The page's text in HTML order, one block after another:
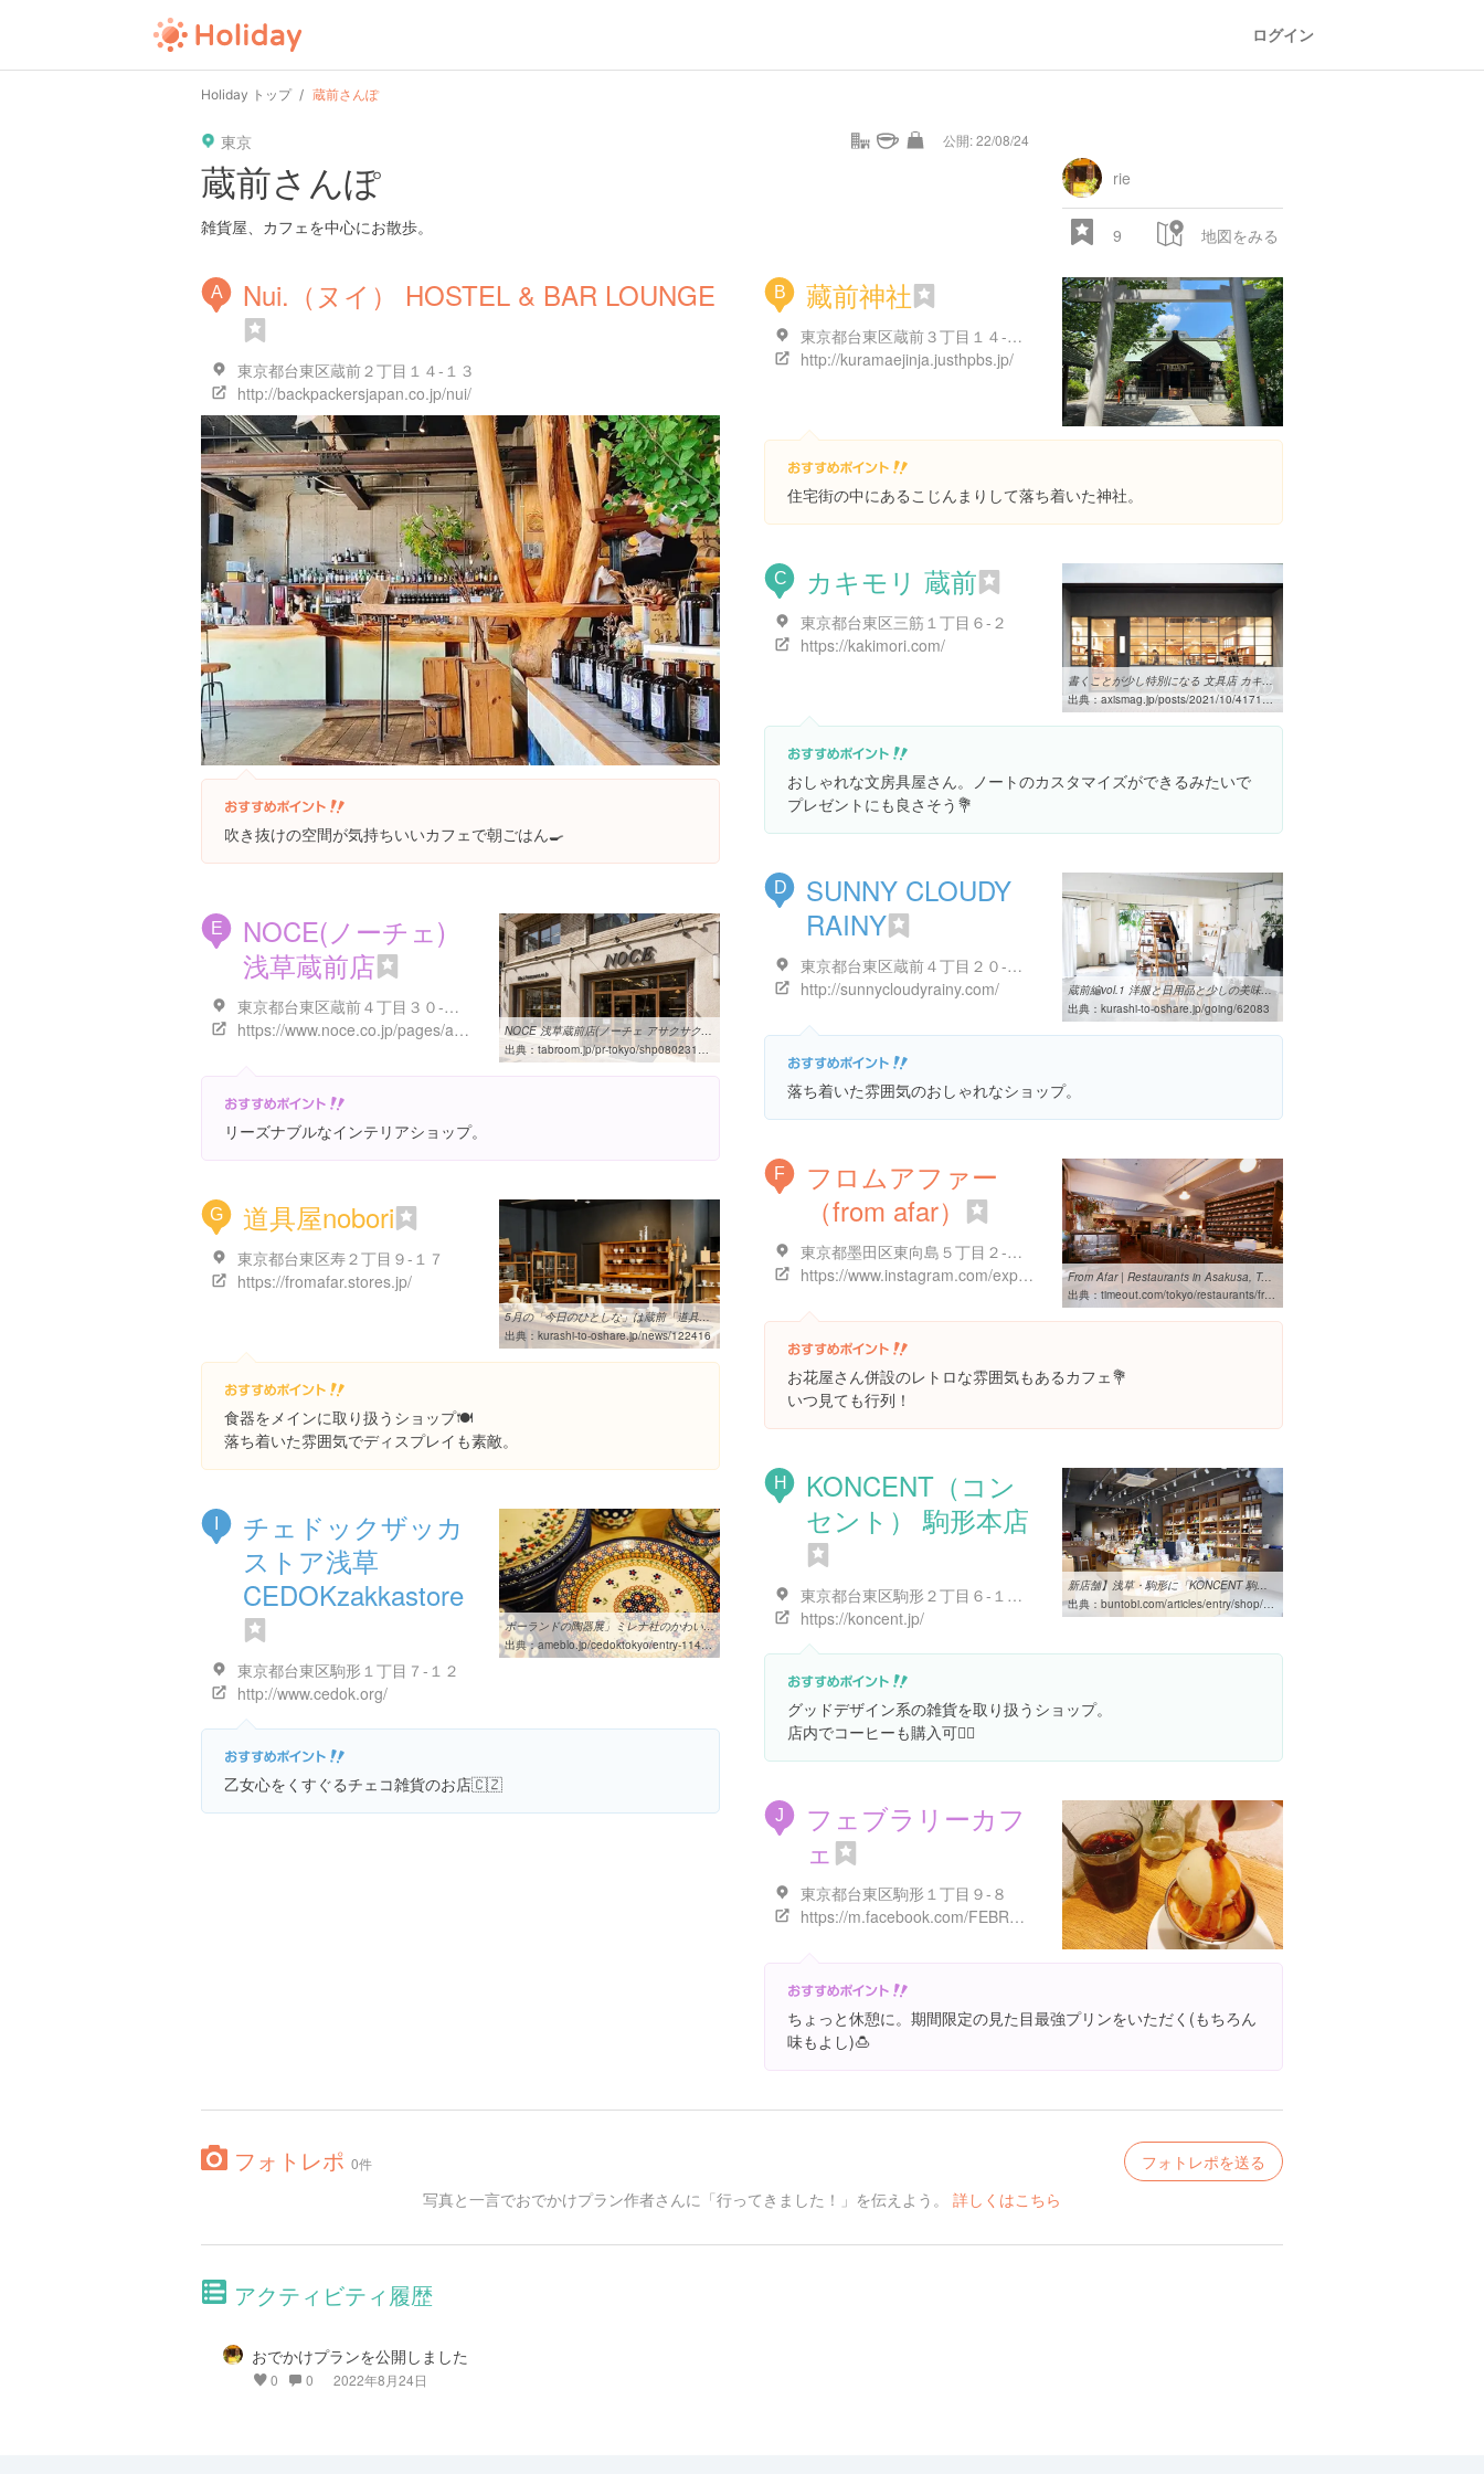
ログイン
Holiday トップ 蔵前さんぽ
東京 公開: 22/08/24
蔵前さんぽ
雑貨屋、カフェを中心にお散歩。
rie
9 地図をみる
A Nui.（ヌイ） HOSTEL & BAR LOUNGE
東京都台東区蔵前２丁目１４-１３
http://backpackersjapan.co.jp/nui/
吹き抜けの空間が気持ちいいカフェで朝ごはん🍳
B 藏前神社
東京都台東区蔵前３丁目１４-１１ 蔵前神社
http://kuramaejinja.justhpbs.jp/
住宅街の中にあるこじんまりして落ち着いた神社。
C カキモリ 蔵前
東京都台東区三筋１丁目６-２
https://kakimori.com/
書くことが少し特別になる 文具店 カキモリの「新たのしく書く道具 ...
出典： axismag.jp/posts/2021/10/417119.html
おしゃれな文房具屋さん。ノートのカスタマイズができるみたいで
プレゼントにも良さそう💐
D
SUNNY CLOUDY
RAINY
東京都台東区蔵前４丁目２０-８ 東京貴金属会館 ２階
http://sunnycloudyrainy.com/
蔵前編vol.1 洋服と日用品と少しの美味しいもの「SUNNY CLOUDY RAINY ...
出典： kurashi-to-oshare.jp/going/62083
落ち着いた雰囲気のおしゃれなショップ。
E
NOCE(ノーチェ)
浅草蔵前店
東京都台東区蔵前４丁目３０-７ タイガービル 1F
https://www.noce.co.jp/pages/asakusa.aspx
NOCE 浅草蔵前店(ノーチェ アサクサクラマエテン)の画像一覧[タブルーム]
出典： tabroom.jp/pr-tokyo/shp0802318/gallery
リーズナブルなインテリアショップ。
F
フロムアファー
（from afar）
東京都墨田区東向島５丁目２-７ ダイアパレス東向島 101
https://www.instagram.com/explore/locations/1005934616
From Afar | Restaurants in Asakusa, Tokyo
出典： timeout.com/tokyo/restaurants/from-afar-1
お花屋さん併設のレトロな雰囲気もあるカフェ💐
いつ見ても行列！
G 道具屋nobori
東京都台東区寿２丁目９-１７
https://fromafar.stores.jp/
5月の「今日のひとしな」は蔵前「道具屋nobori」と「文月」からお届け ...
出典： kurashi-to-oshare.jp/news/122416
食器をメインに取り扱うショップ🍽
落ち着いた雰囲気でディスプレイも素敵。
H
KONCENT（コン
セント） 駒形本店
東京都台東区駒形２丁目６-１０ 1F
https://koncent.jp/
新店舗】浅草・駒形に「KONCENT 駒形本店」移転オープン｜
出典： buntobi.com/articles/entry/shop/011982
グッドデザイン系の雑貨を取り扱うショップ。
店内でコーヒーも購入可🙆‍♀️
チェドックザッカ
ストア浅草
CEDOKzakkastore
東京都台東区駒形１丁目７-１２
http://www.cedok.org/
ポーランドの陶器展」ミレナ社のかわいい花柄の陶器：馬喰町チェドック ...
出典：ameblo.jp/cedoktokyo/entry-11400535312.html
乙女心をくすぐるチェコ雑貨のお店🇨🇿
J
フェブラリーカフ
ェ
東京都台東区駒形１丁目９-８
https://m.facebook.com/FEBRUARYCAFE/
ちょっと休憩に。期間限定の見た目最強プリンをいただく(もちろん
味もよし)🍮
フォトレポ 0件
フォトレポを送る
写真と一言でおでかけプラン作者さんに「行ってきました！」を伝えよう。 詳しくはこちら
アクティビティ履歴
おでかけプランを公開しました
0 0 2022年8月24日